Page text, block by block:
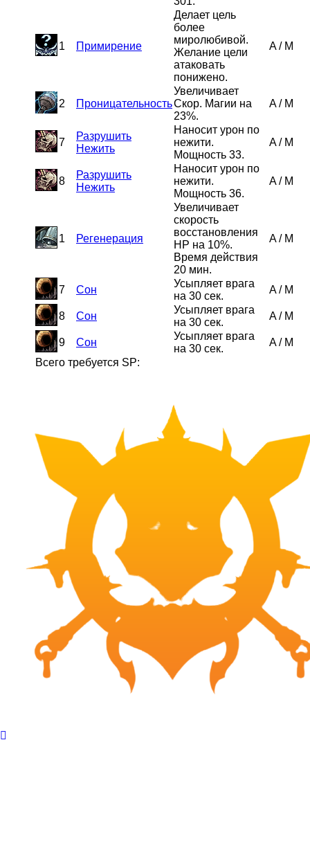
1 Примирение
Делает цель
более
миролюбивой.
Желание цели
атаковать
понижено.
A/ M
2 Проницательность
Увеличивает
Скор. Магии на
23%.
A/ M
7
Разрушить
Нежить
Наносит урон по
нежити.
Мощность 33.
A/ M
8
Разрушить
Нежить
Наносит урон по
нежити.
Мощность 36.
A/ M
1 Регенерация
Увеличивает
скорость
восстановления
HP на 10%.
Время действия
20 мин.
A/ M
7 Сон
Усыпляет врага
на 30 сек.
A/ M
8 Сон
Усыпляет врага
на 30 сек.
A/ M
9 Сон
Усыпляет врага
на 30 сек.
A/ M
Всего требуется SP: